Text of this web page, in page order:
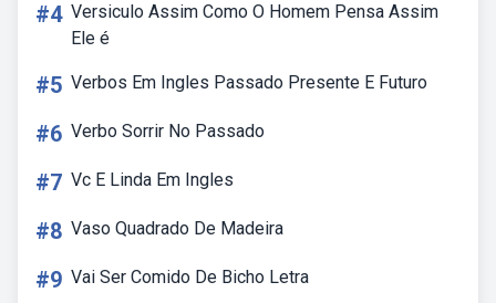
#4 Versiculo Assim Como O Homem Pensa Assim
Ele é
#5 Verbos Em Ingles Passado Presente E Futuro
#6 Verbo Sorrir No Passado
#7 Vc E Linda Em Ingles
#8 Vaso Quadrado De Madeira
#9 Vai Ser Comido De Bicho Letra